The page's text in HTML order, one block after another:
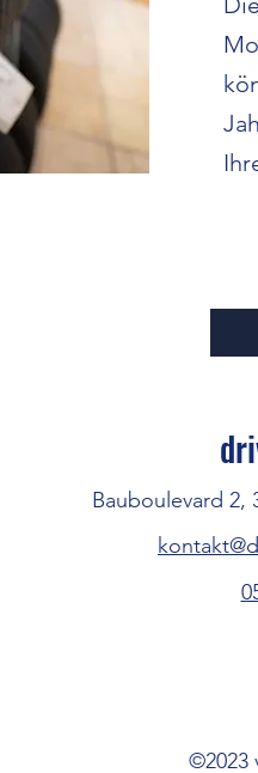
Bauboulevard 2,
©2023